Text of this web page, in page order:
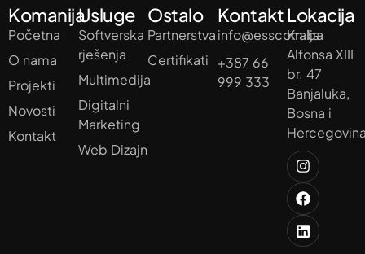
Komanija
Početna
O nama
Projekti
Novosti
Kontakt
Usluge
Softverska
rješenja
Multimedija
Digitalni
Marketing
Web Dizajn
Ostalo
Partnerstva
Certifikati
Kontakt
info@esscom.ba
+387 66
999 333
Lokacija
Kralja
Alfonsa XIII
br. 47
Banjaluka,
Bosna i